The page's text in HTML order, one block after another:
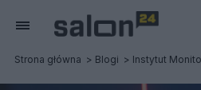
Strona główna Blogi Instytut